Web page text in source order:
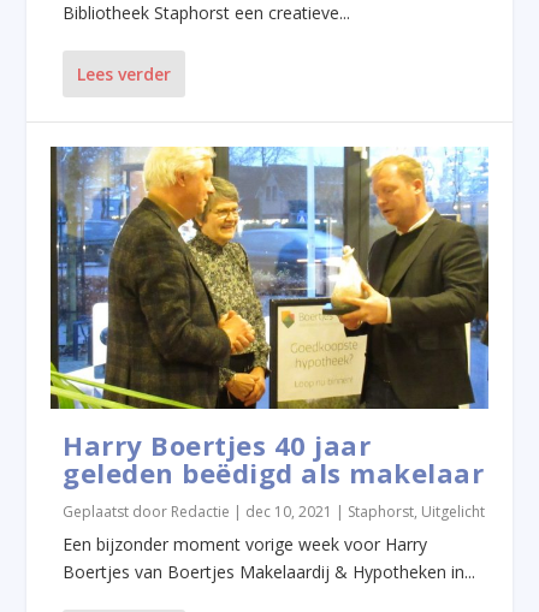
Bibliotheek Staphorst een creatieve...
Lees verder
Harry Boertjes 40 jaar
geleden beëdigd als makelaar
Geplaatst door Redactie | dec 10, 2021 | Staphorst, Uitgelicht
Een bijzonder moment vorige week voor Harry
Boertjes van Boertjes Makelaardij & Hypotheken in...